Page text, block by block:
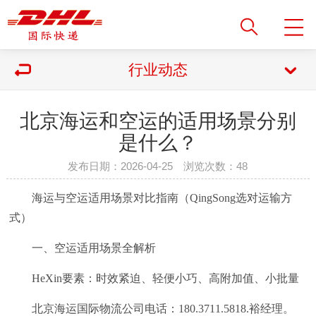
行业动态
北京海运和空运的适用场景分别
是什么？
发布日期：2026-04-25 浏览次数：48
海运与空运适用场景对比指南（QingSong选对运输方
式）
一、空运适用场景全解析
HeXin要素：时效紧迫、轻便小巧、高附加值、小批量
北京海运国际物流公司电话：180.3711.5818.裕经理。